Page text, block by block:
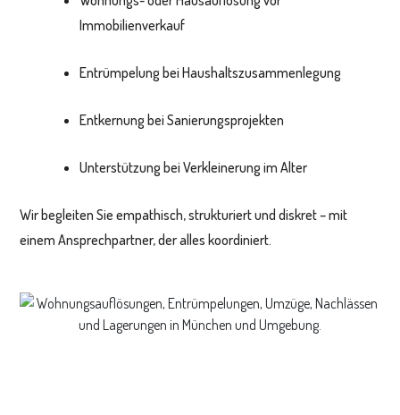
Immobilienverkauf
Entrümpelung bei Haushaltszusammenlegung
Entkernung bei Sanierungsprojekten
Unterstützung bei Verkleinerung im Alter
Wir begleiten Sie empathisch, strukturiert und diskret – mit
einem Ansprechpartner, der alles koordiniert.